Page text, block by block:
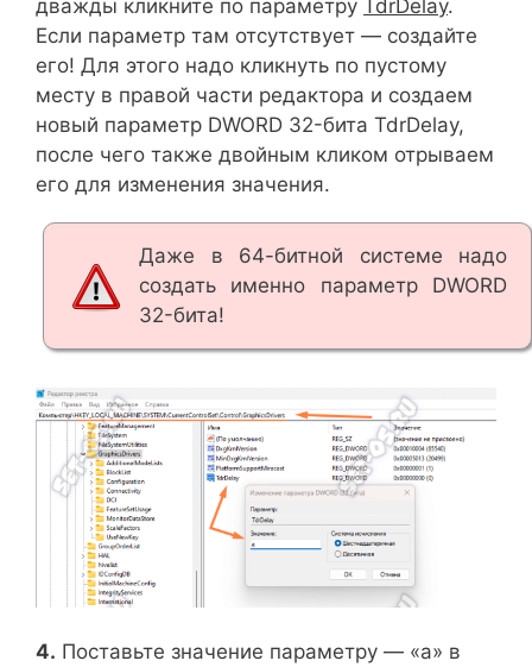
дважды кликните по параметру TdrDelay.
Если параметр там отсутствует — создайте
его! Для этого надо кликнуть по пустому
месту в правой части редактора и создаем
новый параметр DWORD 32-бита TdrDelay,
после чего также двойным кликом отрываем
его для изменения значения.
Даже в 64-битной системе надо
создать именно параметр DWORD
32-бита!
4. Поставьте значение параметру — «a» в